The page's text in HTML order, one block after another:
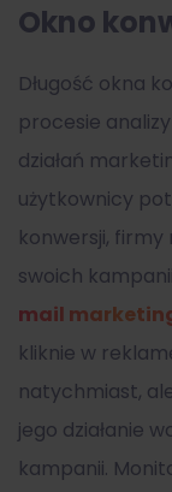
Okno
Długość okna
procesie
działań
użytkownicy
konwersji,
swoich
mail
kliknie w
natychmiast,
jego działanie
kampanii.